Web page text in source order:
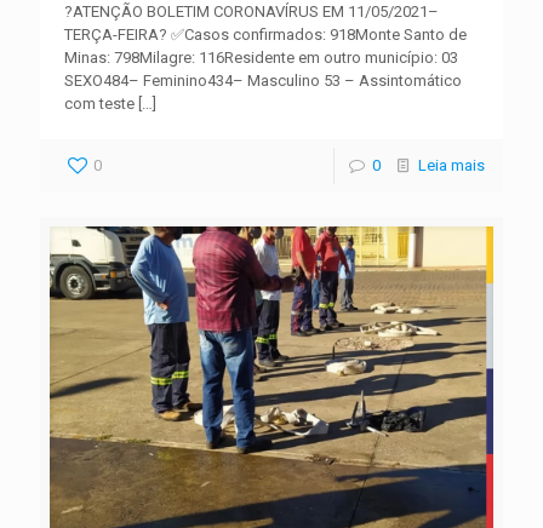
?ATENÇÃO BOLETIM CORONAVÍRUS EM 11/05/2021–
TERÇA-FEIRA? ✅Casos confirmados: 918Monte Santo de
Minas: 798Milagre: 116Residente em outro município: 03
SEXO484– Feminino434– Masculino 53 – Assintomático
com teste
0 0 Leia mais